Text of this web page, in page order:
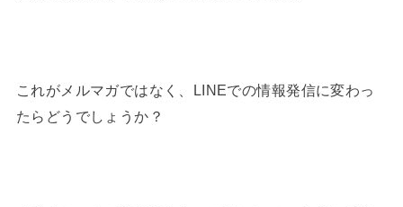
これがメルマガではなく、LINEでの情報発信に変わっ
たらどうでしょうか？